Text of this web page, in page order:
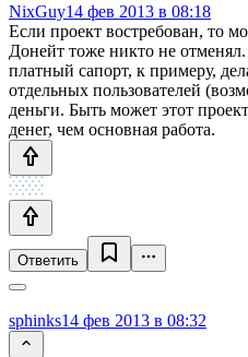
NixGuy14 фев 2013 в 08:18
Если проект востребован, то
Донейт тоже никто не
платный сапорт, к примеру,
отдельных пользователей
деньги. Быть может этот
денег, чем основная работа.
Ответить
sphinks14 фев 2013 в 08:32